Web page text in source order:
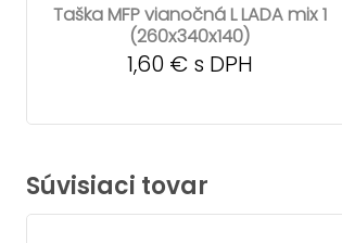
Taška MFP vianočná L LADA mix 1
(260x340x140)
1,60 € s DPH
Súvisiaci tovar